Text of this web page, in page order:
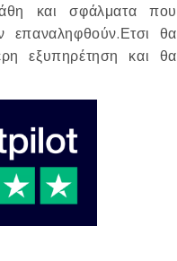
και σφάλματα που
θα
εξυπηρέτηση και θα